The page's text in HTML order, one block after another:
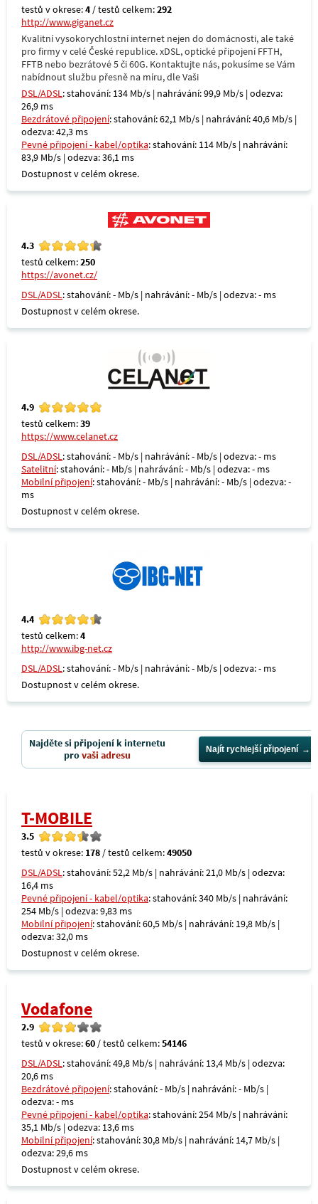
testů v okrese:4 / testů celkem:292
http://www.giganet.cz
Kvalitní vysokorychlostní internet nejen do domácnosti, ale také
pro firmy v celé České republice. xDSL, optické připojení FFTH,
FFTB nebo bezrátové 5 či 60G. Kontaktujte nás, pokusíme se Vám
nabídnout službu přesně na míru, dle Vaši
DSL/ADSL: stahování: 134 Mb/s | nahrávání: 99,9 Mb/s | odezva:
26,9 ms
Bezdrátové připojení: stahování: 62,1 Mb/s | nahrávání: 40,6 Mb/s |
odezva: 42,3 ms
Pevné připojení - kabel/optika: stahování: 114 Mb/s | nahrávání:
83,9 Mb/s | odezva: 36,1 ms
Dostupnost v celém okrese.
4.3
testů celkem:250
https://avonet.cz/
DSL/ADSL: stahování: - Mb/s | nahrávání: - Mb/s | odezva: - ms
Dostupnost v celém okrese.
4.9
testů celkem:39
https://www.celanet.cz
DSL/ADSL: stahování: - Mb/s | nahrávání: - Mb/s | odezva: - ms
Satelitní: stahování: - Mb/s | nahrávání: - Mb/s | odezva: - ms
Mobilní připojení: stahování: - Mb/s | nahrávání: - Mb/s | odezva: -
ms
Dostupnost v celém okrese.
4.4
testů celkem:4
http://www.ibg-net.cz
DSL/ADSL: stahování: - Mb/s | nahrávání: - Mb/s | odezva: - ms
Dostupnost v celém okrese.
Najděte si připojení k internetu
provaši adresu Najít rychlejší připojení
T-MOBILE
3.5
testů v okrese: 178 / testů celkem:49050
DSL/ADSL: stahování: 52,2 Mb/s | nahrávání: 21,0 Mb/s | odezva:
16,4 ms
Pevné připojení - kabel/optika: stahování: 340 Mb/s | nahrávání:
254 Mb/s | odezva: 9,83 ms
Mobilní připojení: stahování: 60,5 Mb/s | nahrávání: 19,8 Mb/s |
odezva: 32,0 ms
Dostupnost v celém okrese.
Vodafone
2.9
testů v okrese:60 / testů celkem:54146
DSL/ADSL: stahování: 49,8 Mb/s | nahrávání: 13,4 Mb/s | odezva:
20,6 ms
Bezdrátové připojení: stahování: - Mb/s | nahrávání: - Mb/s |
odezva: - ms
Pevné připojení - kabel/optika: stahování: 254 Mb/s | nahrávání:
35,1 Mb/s | odezva: 13,6 ms
Mobilní připojení: stahování: 30,8 Mb/s | nahrávání: 14,7 Mb/s |
odezva: 29,6 ms
Dostupnost v celém okrese.